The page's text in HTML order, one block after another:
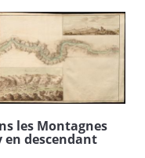
les Montagnes
en descendant